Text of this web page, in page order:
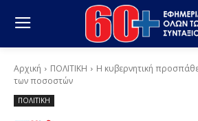
Αρχική ΠΟΛΙΤΙΚΗ
Η κυβερνητική
των ποσοστών
ΠΟΛΙΤΙΚΗ